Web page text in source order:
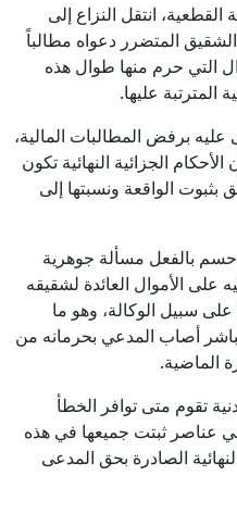
انتقل النزاع إلى
المتضرر دعواه مطالباً
التي حرم منها طوال هذه
المترتبة عليها.
برفض المطالبات المالية،
الجزائية النهائية تكون
بثبوت الواقعة ونسبتها إلى
بالفعل مسألة جوهرية
على الأموال العائدة لشقيقه
سبيل الوكالة، وهو ما
أصاب المدعي بحرمانه من
الماضية.
تقوم متى توافر الخطأ
عناصر ثبتت جميعها في هذه
الصادرة بحق المدعى